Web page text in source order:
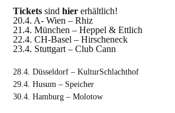
Ticketssind hier erhältlich!
20.4. A- Wien – Rhiz
21.4. München – Heppel & Ettlich
22.4. CH-Basel – Hirscheneck
23.4. Stuttgart – Club Cann
28.4. Düsseldorf – KulturSchlachthof
29.4. Husum – Speicher
30.4. Hamburg – Molotow